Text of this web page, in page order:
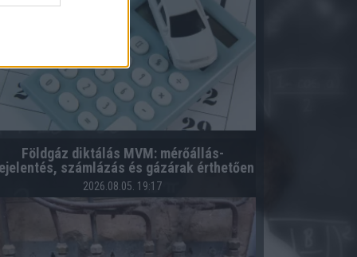
Földgáz diktálás MVM: mérőállás-
számlázás és gázárak érthetően
2026.08.05. 19:17